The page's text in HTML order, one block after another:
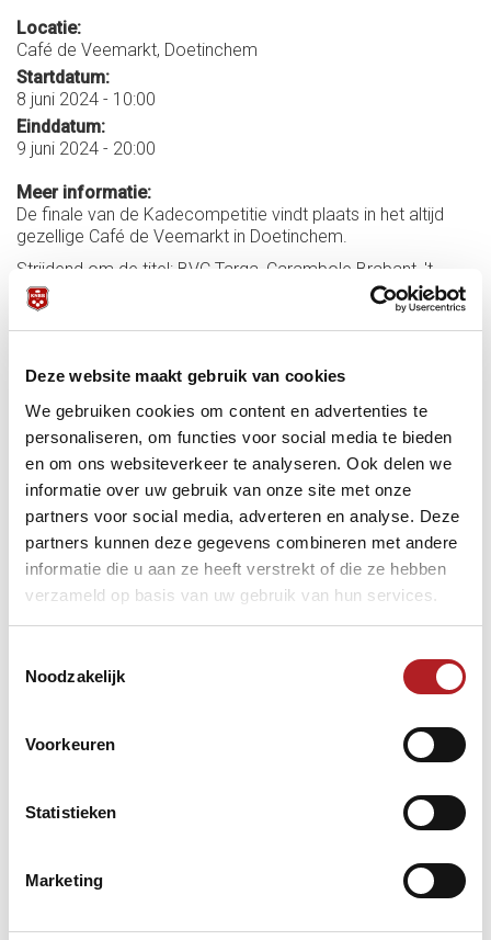
Deze website maakt gebruik van cookies
We gebruiken cookies om content en advertenties te
personaliseren, om functies voor social media te bieden
en om ons websiteverkeer te analyseren. Ook delen we
informatie over uw gebruik van onze site met onze
partners voor social media, adverteren en analyse. Deze
partners kunnen deze gegevens combineren met andere
informatie die u aan ze heeft verstrekt of die ze hebben
verzameld op basis van uw gebruik van hun services.
Noodzakelijk
Voorkeuren
Statistieken
Marketing
Locatie:
Café de Veemarkt, Doetinchem
Startdatum:
8 juni 2024 - 10:00
Einddatum:
9 juni 2024 - 20:00
Meer informatie:
De finale van de Kadecompetitie vindt plaats in het altijd
gezellige Café de Veemarkt in Doetinchem.
Strijdend om de titel: BVC Targa, Carambole Brabant, 't
Ivoor 2 en SSV.
kadercompetitie en bekerkader, ook voor volgend seizoen,
op deze infopagina . (Vaste URL)
Foto finale in Café de Veemarkt ©Carambole Rumpt